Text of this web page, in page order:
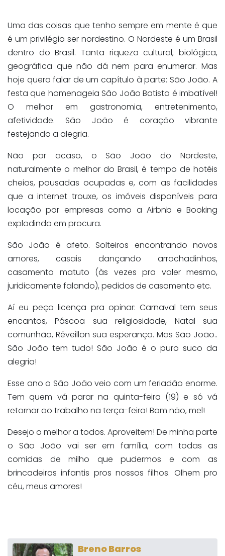
Uma das coisas que tenho sempre em mente é que
é um privilégio ser nordestino. O Nordeste é um Brasil
dentro do Brasil. Tanta riqueza cultural, biológica,
geográfica que não dá nem para enumerar. Mas
hoje quero falar de um capítulo à parte: São João. A
festa que homenageia São João Batista é imbatível!
O melhor em gastronomia, entretenimento,
afetividade. São João é coração vibrante
festejando a alegria.
Não por acaso, o São João do Nordeste,
naturalmente o melhor do Brasil, é tempo de hotéis
cheios, pousadas ocupadas e, com as facilidades
que a internet trouxe, os imóveis disponíveis para
locação por empresas como a Airbnb e Booking
explodindo em procura.
São João é afeto. Solteiros encontrando novos
amores, casais dançando arrochadinhos,
casamento matuto (às vezes pra valer mesmo,
juridicamente falando), pedidos de casamento etc.
Aí eu peço licença pra opinar: Carnaval tem seus
encantos, Páscoa sua religiosidade, Natal sua
comunhão, Réveillon sua esperança. Mas São João..
São João tem tudo! São João é o puro suco da
alegria!
Esse ano o São João veio com um feriadão enorme.
Tem quem vá parar na quinta-feira (19) e só vá
retornar ao trabalho na terça-feira! Bom não, mel!
Desejo o melhor a todos. Aproveitem! De minha parte
o São João vai ser em família, com todas as
comidas de milho que pudermos e com as
brincadeiras infantis pros nossos filhos. Olhem pro
céu, meus amores!
Breno Barros